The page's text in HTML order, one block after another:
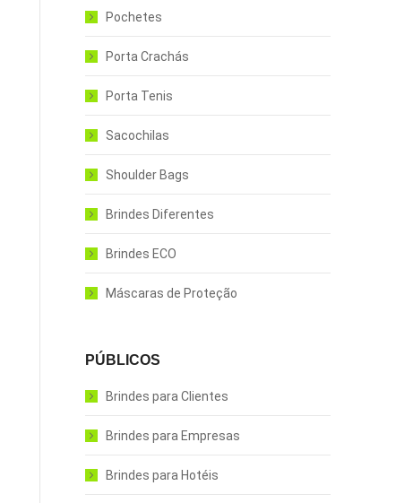
Pochetes
Porta Crachás
Porta Tenis
Sacochilas
Shoulder Bags
Brindes Diferentes
Brindes ECO
Máscaras de Proteção
PÚBLICOS
Brindes para Clientes
Brindes para Empresas
Brindes para Hotéis